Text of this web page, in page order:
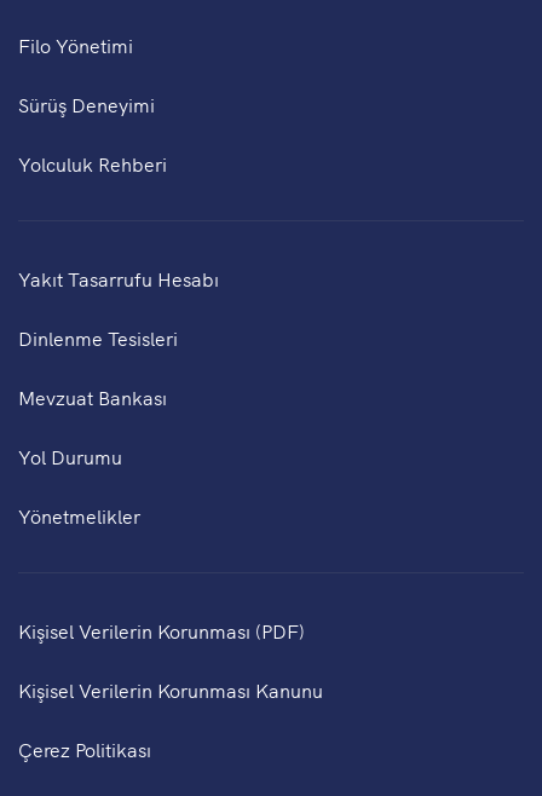
Filo Yönetimi
Sürüş Deneyimi
Yolculuk Rehberi
Yakıt Tasarrufu Hesabı
Dinlenme Tesisleri
Mevzuat Bankası
Yol Durumu
Yönetmelikler
Kişisel Verilerin Korunması (PDF)
Kişisel Verilerin Korunması Kanunu
Çerez Politikası